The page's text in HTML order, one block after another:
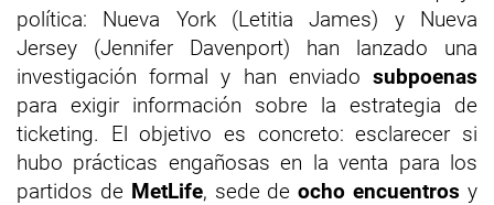
política: Nueva York (Letitia James) y Nueva
Jersey (Jennifer Davenport) han lanzado una
investigación formal y han enviado subpoenas
para exigir información sobre la estrategia de
ticketing. El objetivo es concreto: esclarecer si
hubo prácticas engañosas en la venta para los
partidos de MetLife, sede deocho encuentros y